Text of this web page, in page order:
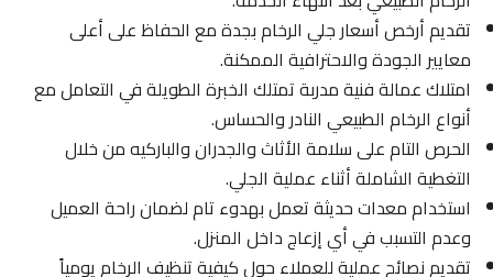
تقديم أرخص أسعار جلي الرخام بجدة مع الحفاظ على أعلى
معايير الجودة والاحترافية الممكنة.
امتلاك عمالة فنية مدربة تمتلك الخبرة الطويلة في التعامل مع
أنواع الرخام الطبيعي النادر والحساس.
الحرص التام على سلامة الأثاث والجدران والباركيه من خلال
التغطية الشاملة أثناء عملية الجلي.
استخدام معدات حديثة تعمل بهدوء تام لضمان راحة العميل
وعدم التسبب في أي إزعاج داخل المنزل.
تقديم نصائح عملية للعملاء حول كيفية تنظيف الرخام يومياً